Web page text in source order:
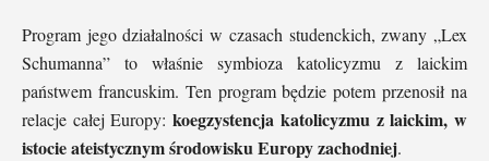
Program jego działalności w czasach studenckich, zwany „Lex
Schumanna” to właśnie symbioza katolicyzmu z laickim
państwem francuskim. Ten program będzie potem przenosił na
relacje całej Europy:koegzystencja katolicyzmu z laickim, w
istocie ateistycznym środowisku Europy zachodniej.